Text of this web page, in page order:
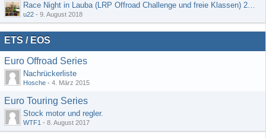
Race Night in Lauba (LRP Offroad Challenge und freie Klassen) 25/26.08
u22 - 9. August 2018
ETS / EOS
Euro Offroad Series
Nachrückerliste
Hosche - 4. März 2015
Euro Touring Series
Stock motor und regler.
WTF1 - 8. August 2017